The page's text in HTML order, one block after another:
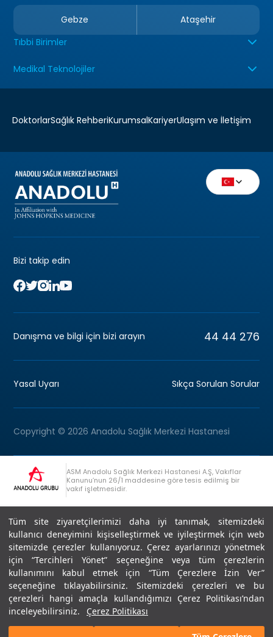
Tüm site ziyaretçilerimizi daha iyi tanımak, sitemizdeki
kullanıcı deneyimini kişiselleştirmek ve iyileştirmek için web
sitemizde çerezler kullanıyoruz. Çerez ayarlarınızı yönetmek
için “Tercihleri Yönet” seçeneğine veya tüm çerezlerin
kullanımını kabul etmek için “Tüm Çerezlere İzin Ver”
seçeneğine tıklayabilirsiniz. Sitemizdeki çerezleri ve bu
çerezleri hangi amaçla kullandığımızı Çerez Politikası’ndan
inceleyebilirsiniz.
Çerez Politikası
Gebze
Ataşehir
Tıbbi Birimler
Medikal Teknolojiler
DoktorlarSağlık RehberiKurumsalKariyerUlaşım ve İletişim
Bizi takip edin
Danışma ve bilgi için bizi arayın 44 44 276
Yasal Uyarı Sıkça Sorulan Sorular
Copyright © 2026 Anadolu Sağlık Merkezi Hastanesi
ASM Anadolu Sağlık Merkezi Hastanesi A.Ş, Vakıflar
Kanunu’nun 26/1 maddesine göre tesis edilmiş bir
vakıf işletmesidir.
Anadolu Grubu Danışma Hattı +90 (262) 678 54 00
Son Güncellenme: 07.07.2026
Editör : Didem Akçay Göktepe | 44 44 276